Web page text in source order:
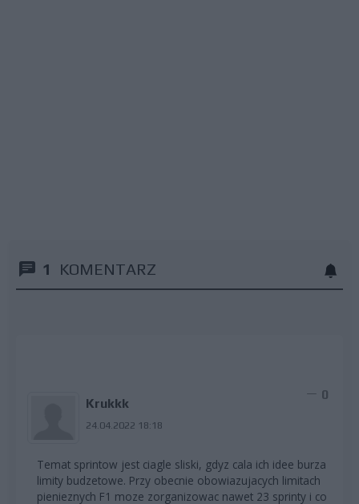
1 KOMENTARZ
Krukkk
24.04.2022 18:18
0
Temat sprintow jest ciagle sliski, gdyz cala ich idee burza
limity budzetowe. Przy obecnie obowiazujacych limitach
pienieznych F1 moze zorganizowac nawet 23 sprinty i co